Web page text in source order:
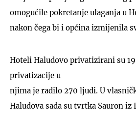
omogućile pokretanje ulaganja u
nakon čega bi i općina izmijenila
Hoteli Haludovo privatizirani su
privatizacije u
njima je radilo 270 ljudi. U
Haludova sada su tvrtka Sauron iz